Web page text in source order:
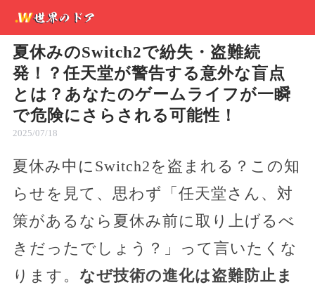
夏休みのSwitch2で紛失・盗難続
発！？任天堂が警告する意外な盲点
とは？あなたのゲームライフが一瞬
で危険にさらされる可能性！
2025/07/18
夏休み中にSwitch2を盗まれる？この知
らせを見て、思わず「任天堂さん、対
策があるなら夏休み前に取り上げるべ
きだったでしょう？」って言いたくな
ります。 なぜ技術の進化は盗難防止ま